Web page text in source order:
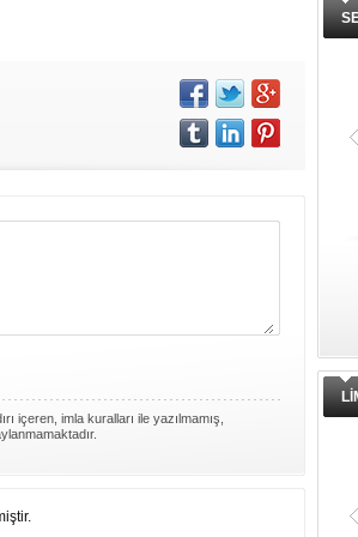
içeren, imla kuralları ile yazılmamış,